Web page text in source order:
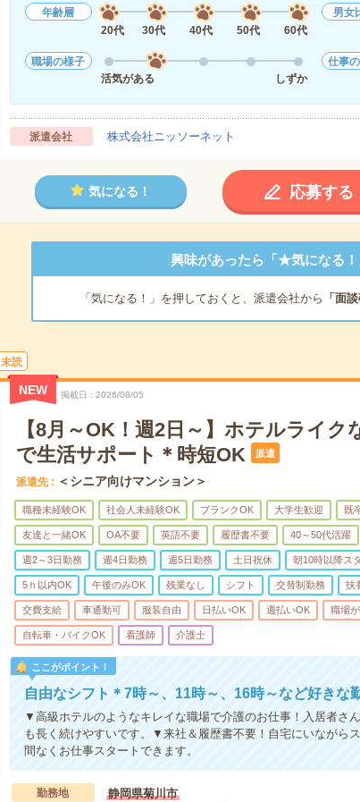
年齢層
20代
30代 40代 50代 60代
男女
職場の様子
活気がある
しずか
仕事
派遣会社 株式会社ニッソーネット
気になる！ 応募する
興味があったら「★気になる！
「気になる！」を押しておくと、派遣会社から 「面
未読
NEW 掲載日 2026/08/05
【8月～OK！週2日～】ホテルライク
で生活サポート＊時短OK
派遣
派遣先 ＜シニア向けマンション＞
職種未経験OK 社会人未経験OK ブランクOK 大学生歓迎 既
友達と一緒OK OA不要 英語不要 履歴書不要 40～50代活躍
週2～3日勤務 週4日勤務 週5日勤務 土日祝休 朝10時以降ス
5ｈ以内OK 午後のみOK 残業なし シフト 交替制勤務 扶
交費支給 車通勤可 服装自由 日払いOK 週払いOK 職場
自転車・バイクOK 看護師 介護士
ここがポイント！
自由なシフト＊7時～、11時～、16時～など好きな
▼高級ホテルのようなキレイな職場で介護のお仕事！入居者さ
も長く続けやすいです。▼来社＆履歴書不要！自宅にいながら
間なくお仕事スタートできます。
勤務地
静岡県菊川市